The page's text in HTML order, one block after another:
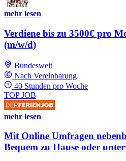
mehr lesen
Verdiene bis zu 3500€ pro
(m/w/d)
Bundesweit
Nach Vereinbarung
40 Stunden pro Woche
TOP JOB
mehr lesen
Mit Online Umfragen
Bequem zu Hause oder